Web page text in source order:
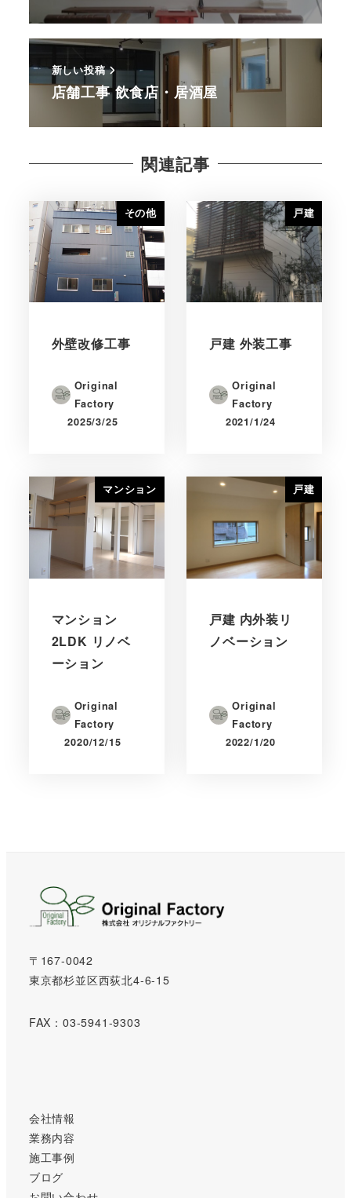
新しい投稿
店舗工事 飲食店・居酒屋
関連記事
その他
外壁改修工事
Original
Factory
2025/3/25
戸建
戸建 外装工事
Original
Factory
2021/1/24
マンション
マンション
2LDK リノベ
ーション
Original
Factory
2020/12/15
戸建
戸建 内外装リ
ノベーション
Original
Factory
2022/1/20
〒167-0042
東京都杉並区西荻北4-6-15
FAX：03-5941-9303
会社情報
業務内容
施工事例
ブログ